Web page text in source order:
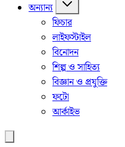
অন্যান্য
ফিচার
লাইফস্টাইল
বিনোদন
শিল্প ও সাহিত্য
বিজ্ঞান ও প্রযুক্তি
ফটো
আর্কাইভ